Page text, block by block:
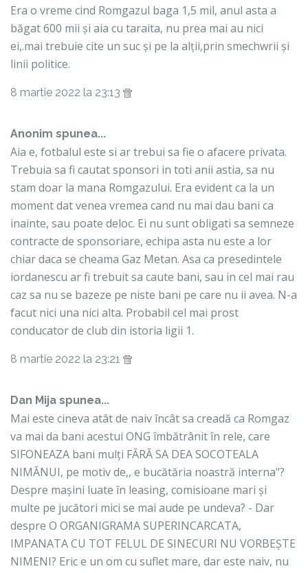
Era o vreme cind Romgazul baga 1,5 mil, anul asta a
băgat 600 mii și aia cu taraita, nu prea mai au nici
ei,.mai trebuie cite un suc și pe la alții,prin smechwrii și
linii politice.
8 martie 2022 la 23:13
Anonim spunea...
Aia e, fotbalul este si ar trebui sa fie o afacere privata.
Trebuia sa fi cautat sponsori in toti anii astia, sa nu
stam doar la mana Romgazului. Era evident ca la un
moment dat venea vremea cand nu mai dau bani ca
inainte, sau poate deloc. Ei nu sunt obligati sa semneze
contracte de sponsoriare, echipa asta nu este a lor
chiar daca se cheama Gaz Metan. Asa ca presedintele
iordanescu ar fi trebuit sa caute bani, sau in cel mai rau
caz sa nu se bazeze pe niste bani pe care nu ii avea. N-a
facut nici una nici alta. Probabil cel mai prost
conducator de club din istoria ligii 1.
8 martie 2022 la 23:21
Dan Mija spunea...
Mai este cineva atât de naiv încât sa creadă ca Romgaz
va mai da bani acestui ONG îmbătrânit în rele, care
SIFONEAZA bani mulți FĂRĂ SA DEA SOCOTEALA
NIMĂNUI, pe motiv de,, e bucătăria noastră interna"?
Despre mașini luate în leasing, comisioane mari și
multe pe jucători mici se mai aude pe undeva? - Dar
despre O ORGANIGRAMA SUPERINCARCATA,
IMPANATA CU TOT FELUL DE SINECURI NU VORBEȘTE
NIMENI? Eric e un om cu suflet mare, dar este naiv, nu